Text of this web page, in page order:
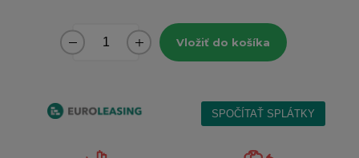
Vložiť do košíka